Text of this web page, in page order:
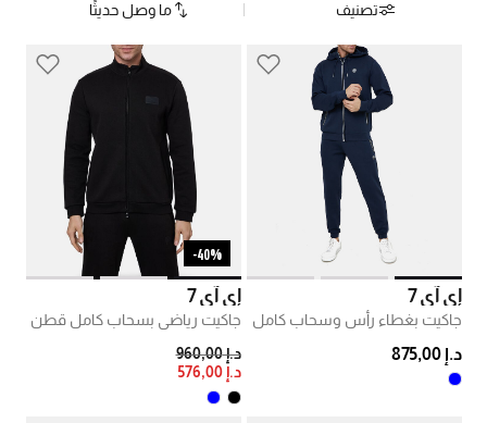
ما وصل حديثًا تصنيف
إي آي 7
جاكيت بغطاء رأس وسحاب كامل
د.إ 875,00
40%-
إي آي 7
جاكيت رياضي بسحاب كامل قطن
PRICE REDUCED FROM
د.إ 960,00
د.إ 576,00